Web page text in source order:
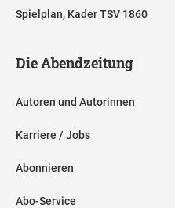
Spielplan, Kader TSV 1860
Die Abendzeitung
Autoren und Autorinnen
Karriere / Jobs
Abonnieren
Abo-Service